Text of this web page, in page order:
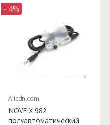
- 4%
Alicdn.com
NOVFIX 982
полуавтоматический